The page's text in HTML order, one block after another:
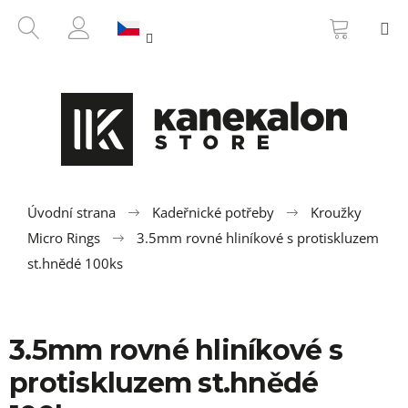
HLEDAT
PŘIHLÁŠENÍ
KOŠÍK
Úvodní strana Kadeřnické potřeby
Kroužky
Micro Rings
3.5mm rovné hliníkové s protiskluzem
st.hnědé 100ks
3.5mm rovné hliníkové s
protiskluzem st.hnědé
ZPĚT
ZPĚT
e
b
e
t
e